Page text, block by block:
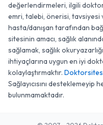
değerlendirmeleri, ilgili
emri, talebi, önerisi, tavsiyesi
hasta/danışan tarafından
sitesinin amacı, sağlık
sağlamak, sağlık
ihtiyaçlarına uygun en iyi
kolaylaştırmaktır.
Sağlayıcısını
bulunmamaktadır.